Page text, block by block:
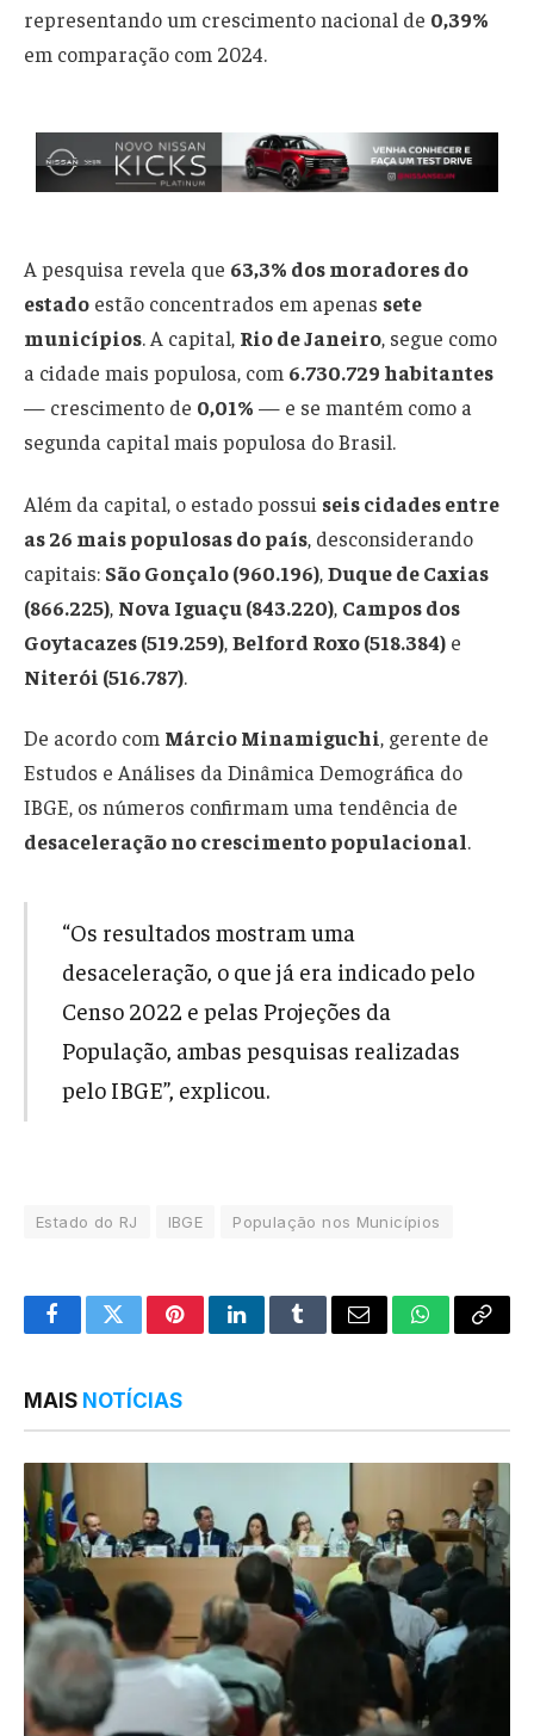
representando um crescimento nacional de 0,39%
em comparação com 2024.
A pesquisa revela que 63,3% dos moradores do
estado estão concentrados em apenas sete
municípios. A capital, Rio de Janeiro, segue como
a cidade mais populosa, com 6.730.729 habitantes
— crescimento de 0,01% — e se mantém como a
segunda capital mais populosa do Brasil.
Além da capital, o estado possui seis cidades entre
as 26 mais populosas do país, desconsiderando
capitais: São Gonçalo (960.196),Duque de Caxias
(866.225), Nova Iguaçu (843.220), Campos dos
Goytacazes (519.259),Belford Roxo (518.384) e
Niterói (516.787).
De acordo com Márcio Minamiguchi, gerente de
Estudos e Análises da Dinâmica Demográfica do
IBGE, os números confirmam uma tendência de
desaceleração no crescimento populacional.
“Os resultados mostram uma
desaceleração, o que já era indicado pelo
Censo 2022 e pelas Projeções da
População, ambas pesquisas realizadas
pelo IBGE”, explicou.
Estado do RJ IBGE População nos Municípios
FacebookTwitterPinterestLinkedInTumblrEmail WhatsApp
Copy
MAIS NOTÍCIAS